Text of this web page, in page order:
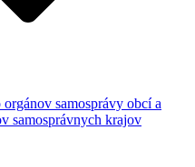
samosprávy obcí a
samosprávnych krajov